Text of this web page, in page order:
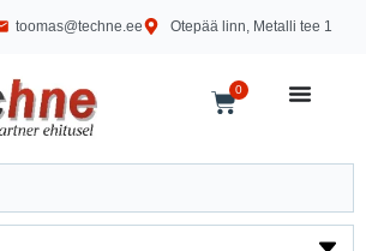
toomas@techne.ee Otepää linn, Metalli tee 1
0